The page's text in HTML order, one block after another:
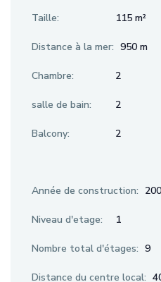
Taille: 115 m²
Distance à la mer: 950 m
Chambre: 2
salle de bain: 2
Balcony: 2
Année de construction:
Niveau d'etage: 1
Nombre total d'étages: 9
Distance du centre local: